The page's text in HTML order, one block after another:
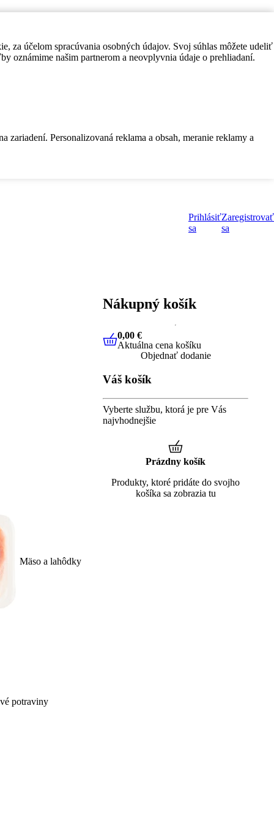
za účelom spracúvania osobných údajov. Svoj súhlas môžete udeliť
oznámime našim partnerom a neovplyvnia údaje o prehliadaní.
Personalizovaná reklama a obsah, meranie reklamy a
Prihlásiť
sa
Zaregistrovať
sa
Mäso a lahôdky
potraviny
Nákupný košík
0,00 €Aktuálna cena košíku
0,00 €
Aktuálna cena košíku
Objednať dodanie
Váš košík
Vyberte službu, ktorá je pre Vás
najvhodnejšie
Prázdny košík
Produkty, ktoré pridáte do svojho
košíka sa zobrazia tu